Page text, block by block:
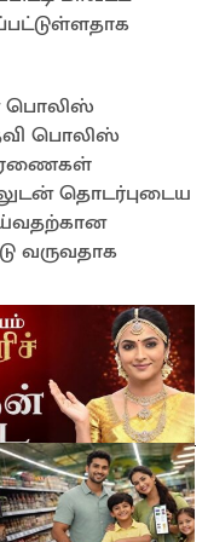
பொலிஸ்
பொலிஸ்
தொடர்புடைய
வருவதாக